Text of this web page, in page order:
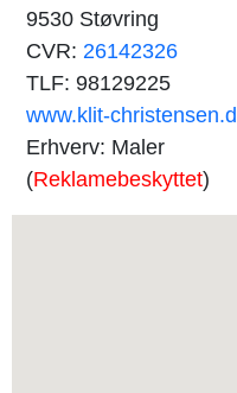
9530 Støvring
CVR: 26142326
TLF: 98129225
www.klit-
Erhverv: Maler
(Reklamebeskyttet)